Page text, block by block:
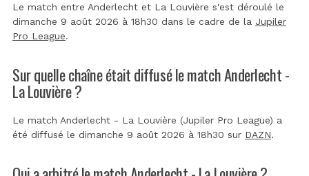
Le match entre Anderlecht et La Louvière s'est déroulé le
dimanche 9 août 2026 à 18h30 dans le cadre de la Jupiler
Pro League.
Sur quelle chaîne était diffusé le match Anderlecht -
La Louvière ?
Le match Anderlecht - La Louvière (Jupiler Pro League) a
été diffusé le dimanche 9 août 2026 à 18h30 sur DAZN.